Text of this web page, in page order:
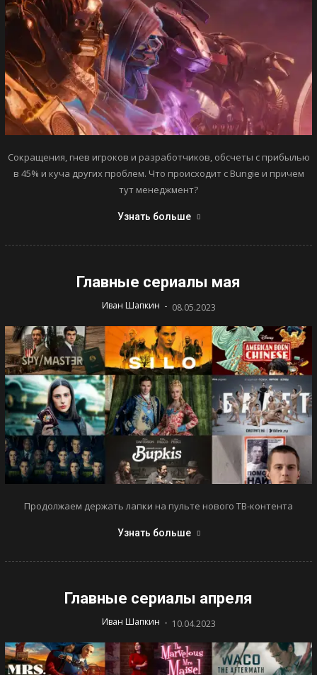
Сокращения, гнев игроков и разработчиков, обсчеты с прибылью
в 45% и куча других проблем. Что происходит с Bungie и причем
тут менеджмент?
Узнать больше
Главные сериалы мая
Иван Шапкин - 08.05.2023
Продолжаем держать лапки на пульте нового ТВ-контента
Узнать больше
Главные сериалы апреля
Иван Шапкин - 10.04.2023